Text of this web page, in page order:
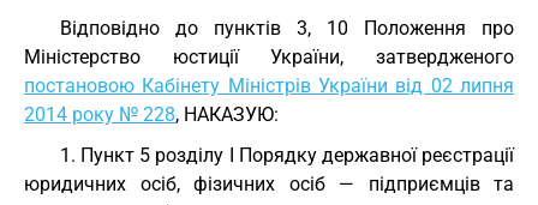
Відповідно до пунктів 3, 10 Положення про
Міністерство юстиції України, затвердженого
постановою Кабінету Міністрів України від 02 липня
2014 року № 228, НАКАЗУЮ:
1. Пункт 5 розділу І Порядку державної реєстрації
юридичних осіб, фізичних осіб — підприємців та